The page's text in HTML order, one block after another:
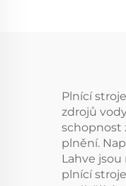
Plnící
zdrojů
schopnost
plnění.
Lahve
plnící